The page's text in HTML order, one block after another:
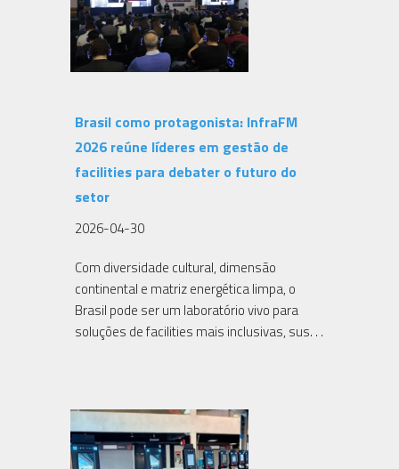
Brasil como protagonista: InfraFM
2026 reúne líderes em gestão de
facilities para debater o futuro do
setor
2026-04-30
Com diversidade cultural, dimensão
continental e matriz energética limpa, o
Brasil pode ser um laboratório vivo para
soluções de facilities mais inclusivas, sus. . .